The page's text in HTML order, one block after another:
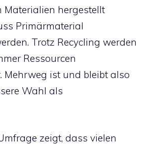
Materialien hergestellt
Primärmaterial
Trotz Recycling werden
Ressourcen
Mehrweg ist und bleibt also
Wahl als
zeigt, dass vielen